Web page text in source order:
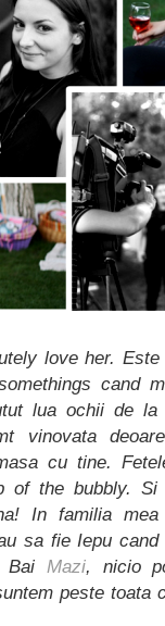
love her.
cand
lua ochii de
vinovata
cu tine.
of the bubbly.
In familia
sa fie Iepu
Bai Mazi, nicio
peste toata